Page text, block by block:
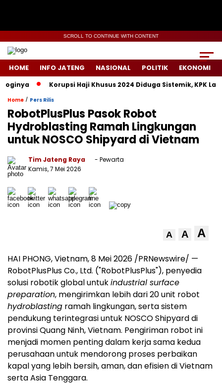
SCROLL TO CONTINUE WITH CONTENT
HOME INFO JATENG NASIONAL POLITIK EKONOMI
Korupsi Haji Khusus 2024 Diduga Sistemik, KPK Lacak
Home / Pers Rilis
RobotPlusPlus Pasok Robot
Hydroblasting Ramah Lingkungan
untuk NOSCO Shipyard di Vietnam
Tim Jateng Raya
- Pewarta
Kamis, 7 Mei 2026
A A A
HAI PHONG, Vietnam,8 Mei 2026 /PRNewswire/ —
RobotPlusPlus Co., Ltd. ("RobotPlusPlus"), penyedia
solusi robotik global untukindustrial surface
preparation, mengirimkan lebih dari 20 unit robot
hydroblasting ramah lingkungan, serta sistem
pendukung terintegrasi untuk NOSCO Shipyard di
provinsi Quang Ninh, Vietnam. Pengiriman robot ini
menjadi momen penting dalam kerja sama kedua
perusahaan untuk mendorong proses perbaikan
kapal yang lebih bersih, aman, dan efisien di Vietnam
serta Asia Tenggara.